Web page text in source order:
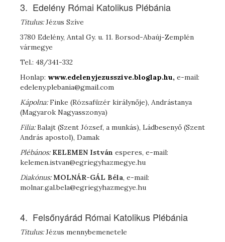
3. Edelény Római Katolikus Plébánia
Titulus:Jézus Szíve
3780 Edelény, Antal Gy. u. 11. Borsod-Abaúj-Zemplén
vármegye
Tel.: 48/341-332
Honlap: www.edelenyjezusszive.bloglap.hu, e-mail:
edeleny.plebania@gmail.com
Kápolna:Finke (Rózsafüzér királynője), Andrástanya
(Magyarok Nagyasszonya)
Filia:Balajt (Szent József, a munkás), Ládbesenyő (Szent
András apostol), Damak
Plébános: KELEMEN István esperes, e-mail:
kelemen.istvan@egriegyhazmegye.hu
Diakónus:MOLNÁR-GÁL Béla, e-mail:
molnar.gal.bela@egriegyhazmegye.hu
4. Felsőnyárád Római Katolikus Plébánia
Titulus:Jézus mennybemenetele